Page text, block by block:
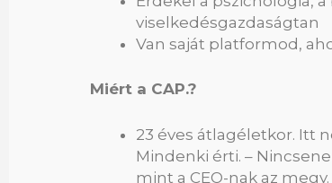
viselkedésgazdaságtan
Van saját platformod,
Miért a CAP.?
23 éves átlagéletkor. Itt
Mindenki érti. –
mint a CEO-nak az